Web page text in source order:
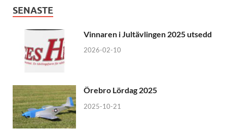
SENASTE
Vinnaren i Jultävlingen 2025 utsedd
2026-02-10
Örebro Lördag 2025
2025-10-21